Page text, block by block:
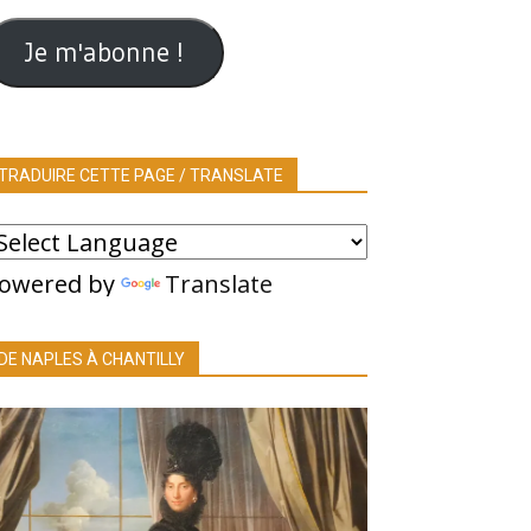
Je m'abonne !
CETTE PAGE / TRANSLATE
by Translate
NAPLES À CHANTILLY